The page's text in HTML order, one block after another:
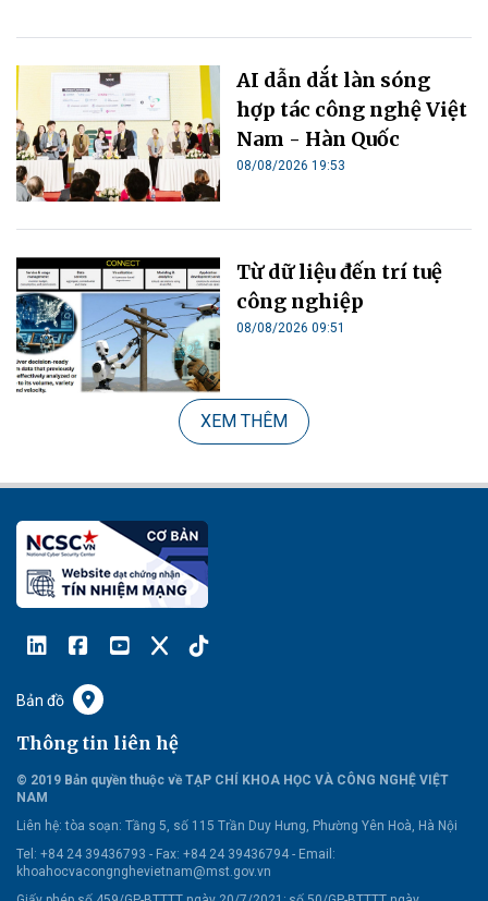
AI dẫn dắt làn sóng
hợp tác công nghệ Việt
Nam - Hàn Quốc
08/08/2026 19:53
Từ dữ liệu đến trí tuệ
công nghiệp
08/08/2026 09:51
XEM THÊM
Bản đồ
Thông tin liên hệ
© 2019 Bản quyền thuộc về TẠP CHÍ KHOA HỌC VÀ CÔNG NGHỆ VIỆT
NAM
Liên hệ: tòa soạn: Tầng 5, số 115 Trần Duy Hưng, Phường Yên Hoà, Hà Nội
Tel: +84 24 39436793 - Fax: +84 24 39436794 - Email:
khoahocvacongnghevietnam@mst.gov.vn